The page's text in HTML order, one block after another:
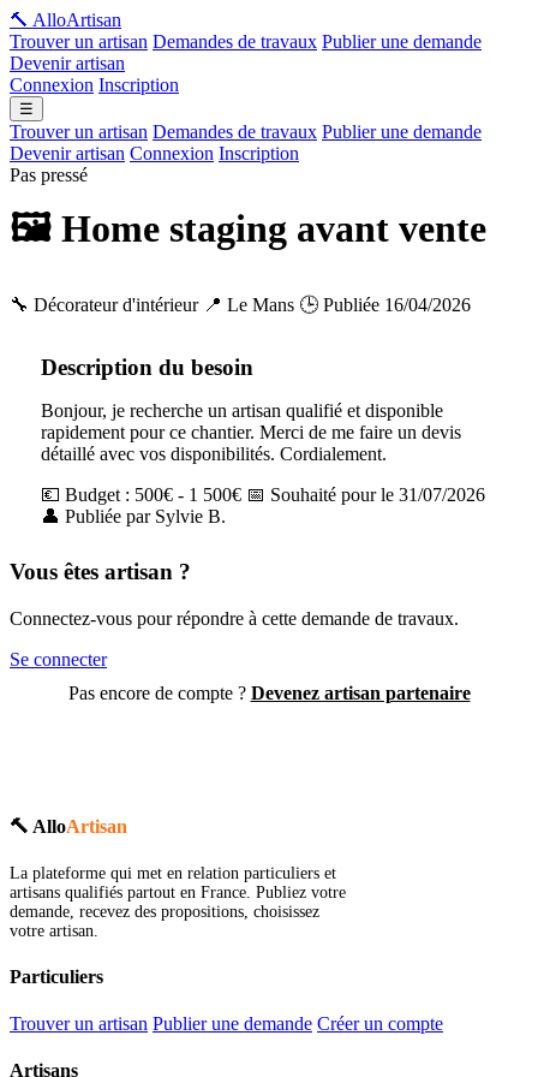
🔨 AlloArtisan
Trouver un artisan Demandes de travaux Publier une demande
Devenir artisan
Connexion Inscription
☰
Trouver un artisan Demandes de travaux Publier une demande
Devenir artisan Connexion Inscription
Pas pressé
🖼️ Home staging avant vente
🔧 Décorateur d'intérieur 📍 Le Mans 🕒 Publiée 16/04/2026
Description du besoin
Bonjour, je recherche un artisan qualifié et disponible
rapidement pour ce chantier. Merci de me faire un devis
détaillé avec vos disponibilités. Cordialement.
💶 Budget : 500€ - 1 500€ 📅 Souhaité pour le 31/07/2026
👤 Publiée par Sylvie B.
Vous êtes artisan ?
Connectez-vous pour répondre à cette demande de travaux.
Se connecter
Pas encore de compte ? Devenez artisan partenaire
🔨 AlloArtisan
La plateforme qui met en relation particuliers et
artisans qualifiés partout en France. Publiez votre
demande, recevez des propositions, choisissez
votre artisan.
Particuliers
Trouver un artisan Publier une demande Créer un compte
Artisans